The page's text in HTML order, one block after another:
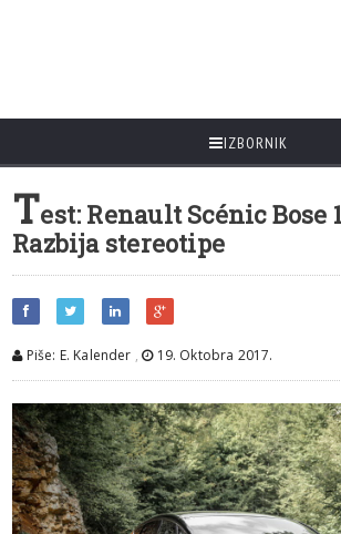
IZBORNIK
Test: Renault Scénic Bose
Razbija stereotipe
Piše: E. Kalender , 19. Oktobra 2017.